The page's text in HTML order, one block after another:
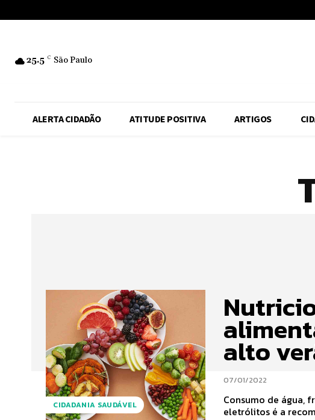
25.5 C São Paulo
ALERTA CIDADÃO ATITUDE POSITIVA ARTIGOS
CIDADANIA SAUDÁVEL
alto
07/01/2022
Consumo de água,